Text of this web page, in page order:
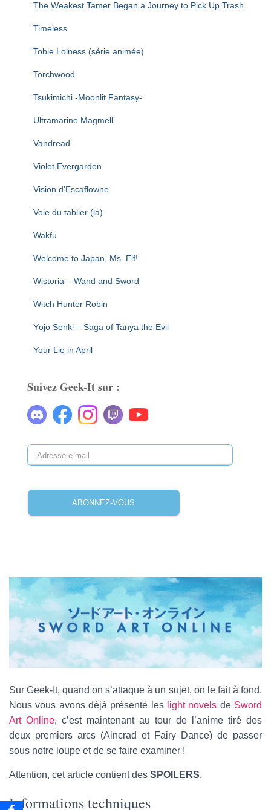
The Weakest Tamer Began a Journey to Pick Up Trash
Timeless
Tobie Lolness (série animée)
Torchwood
Tsukimichi -Moonlit Fantasy-
Ultramarine Magmell
Vandread
Violet Evergarden
Vision d’Escaflowne
Voie du tablier (la)
Wakfu
Welcome to Japan, Ms. Elf!
Wistoria – Wand and Sword
Witch Hunter Robin
Yōjo Senki – Saga of Tanya the Evil
Your Lie in April
Suivez Geek-It sur :
A
d
e
s
a
ABONNEZ-VOUS
Sur Geek-It, quand on s’attaque à un sujet, on le fait à fond.
Nous vous avons déjà présenté les light novels de Sword
Art Online, c’est maintenant au tour de l’anime tiré des
deux premiers arcs (Aincrad et Fairy Dance) de passer
sous notre loupe et de se faire examiner !
Attention, cet article contient des SPOILERS.
Informations techniques